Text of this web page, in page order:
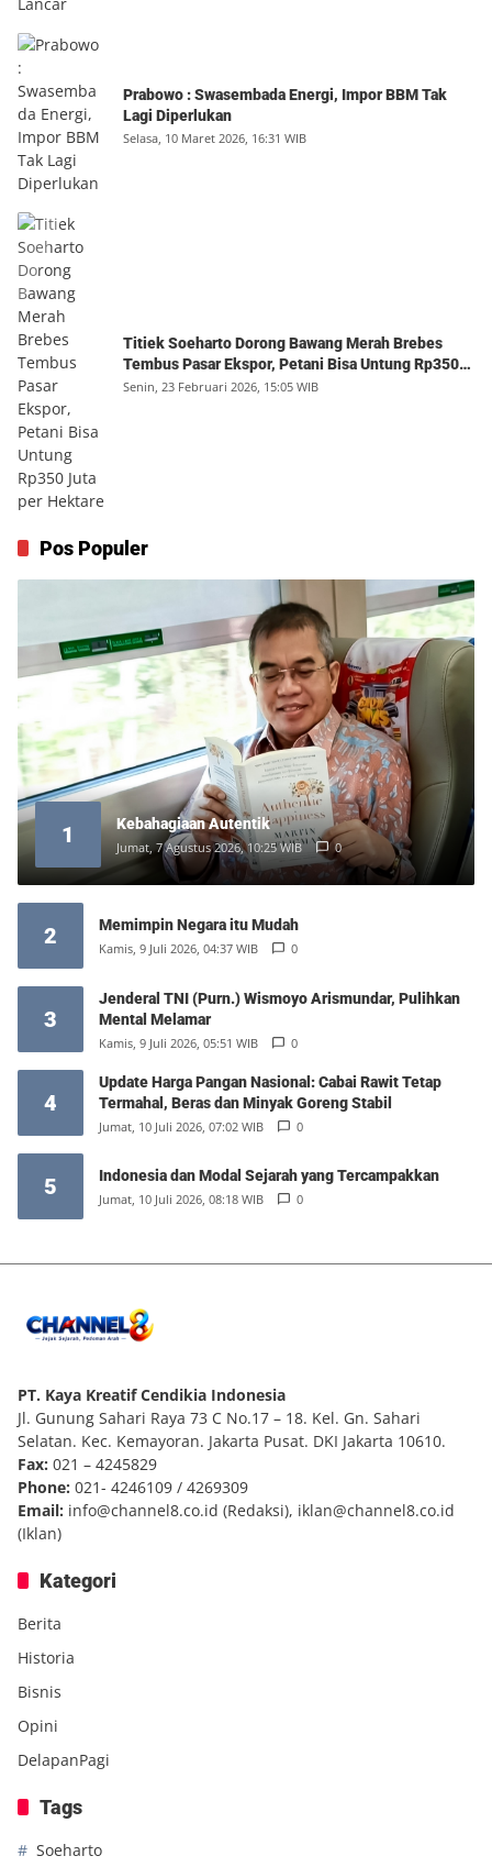
Prabowo : Swasembada Energi, Impor BBM Tak
Lagi Diperlukan
Selasa, 10 Maret 2026, 16:31 WIB
Titiek Soeharto Dorong Bawang Merah Brebes
Tembus Pasar Ekspor, Petani Bisa Untung Rp350
Juta per Hektare
Senin, 23 Februari 2026, 15:05 WIB
Pos Populer
1 Kebahagiaan Autentik
Jumat, 7 Agustus 2026, 10:25 WIB 0
2 Memimpin Negara itu Mudah
Kamis, 9 Juli 2026, 04:37 WIB 0
3
Jenderal TNI (Purn.) Wismoyo Arismundar, Pulihkan
Mental Melamar
Kamis, 9 Juli 2026, 05:51 WIB 0
4
Update Harga Pangan Nasional: Cabai Rawit Tetap
Termahal, Beras dan Minyak Goreng Stabil
Jumat, 10 Juli 2026, 07:02 WIB 0
5 Indonesia dan Modal Sejarah yang Tercampakkan
Jumat, 10 Juli 2026, 08:18 WIB 0
PT. Kaya Kreatif Cendikia Indonesia
Jl. Gunung Sahari Raya 73 C No.17 – 18. Kel. Gn. Sahari
Selatan. Kec. Kemayoran. Jakarta Pusat. DKI Jakarta 10610.
Fax: 021 – 4245829
Phone: 021- 4246109 / 4269309
Email: info@channel8.co.id (Redaksi), iklan@channel8.co.id
(Iklan)
Kategori
Berita
Historia
Bisnis
Opini
DelapanPagi
Tags
Soeharto